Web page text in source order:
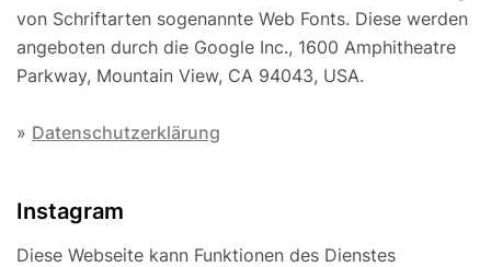
von Schriftarten sogenannte Web Fonts. Diese werden
angeboten durch die Google Inc., 1600 Amphitheatre
Parkway, Mountain View, CA 94043, USA.
» Datenschutzerklärung
Instagram
Diese Webseite kann Funktionen des Dienstes